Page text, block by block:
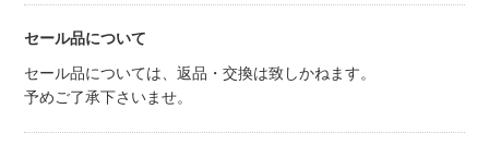
セール品について
セール品については、返品・交換は致しかねます。
予めご了承下さいませ。